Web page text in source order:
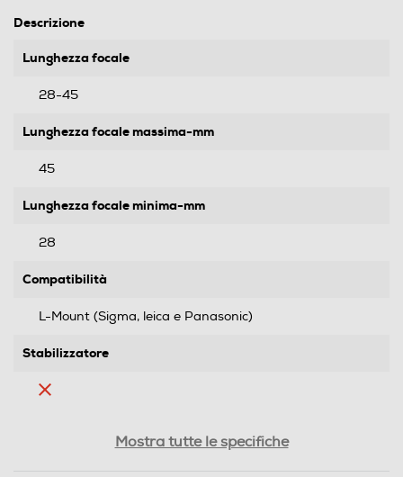
Descrizione
Lunghezza focale
28-45
Lunghezza focale massima-mm
45
Lunghezza focale minima-mm
28
Compatibilità
L-Mount (Sigma, leica e Panasonic)
Stabilizzatore
Mostra tutte le specifiche